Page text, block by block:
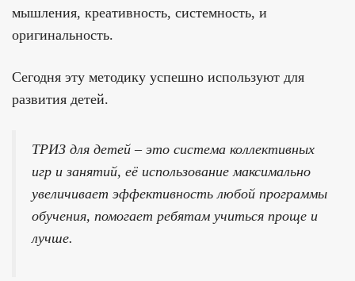
мышления, креативность, системность, и
оригинальность.
Сегодня эту методику успешно используют для
развития детей.
ТРИЗ для детей – это система коллективных
игр и занятий, её использование максимально
увеличивает эффективность любой программы
обучения, помогает ребятам учиться проще и
лучше.